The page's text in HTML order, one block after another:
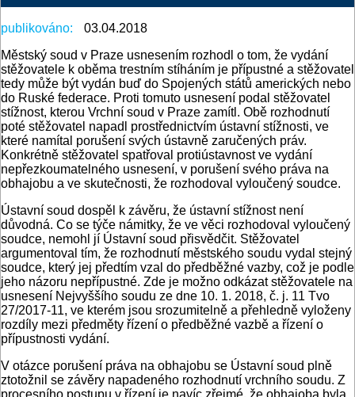
publikováno:
03.04.2018
Městský soud v Praze usnesením rozhodl o tom, že vydání
stěžovatele k oběma trestním stíháním je přípustné a stěžovatel
tedy může být vydán buď do Spojených států amerických nebo
do Ruské federace. Proti tomuto usnesení podal stěžovatel
stížnost, kterou Vrchní soud v Praze zamítl. Obě rozhodnutí
poté stěžovatel napadl prostřednictvím ústavní stížnosti, ve
které namítal porušení svých ústavně zaručených práv.
Konkrétně stěžovatel spatřoval protiústavnost ve vydání
nepřezkoumatelného usnesení, v porušení svého práva na
obhajobu a ve skutečnosti, že rozhodoval vyloučený soudce.
Ústavní soud dospěl k závěru, že ústavní stížnost není
důvodná. Co se týče námitky, že ve věci rozhodoval vyloučený
soudce, nemohl jí Ústavní soud přisvědčit. Stěžovatel
argumentoval tím, že rozhodnutí městského soudu vydal stejný
soudce, který jej předtím vzal do předběžné vazby, což je podle
jeho názoru nepřípustné. Zde je možno odkázat stěžovatele na
usnesení Nejvyššího soudu ze dne 10. 1. 2018, č. j. 11 Tvo
27/2017-11, ve kterém jsou srozumitelně a přehledně vyloženy
rozdíly mezi předměty řízení o předběžné vazbě a řízení o
přípustnosti vydání.
V otázce porušení práva na obhajobu se Ústavní soud plně
ztotožnil se závěry napadeného rozhodnutí vrchního soudu. Z
procesního postupu v řízení je navíc zřejmé, že obhajoba byla